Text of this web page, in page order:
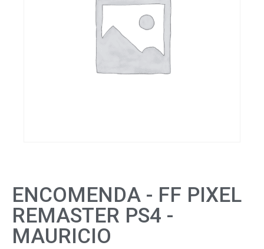
ENCOMENDA - FF PIXEL
REMASTER PS4 -
MAURICIO